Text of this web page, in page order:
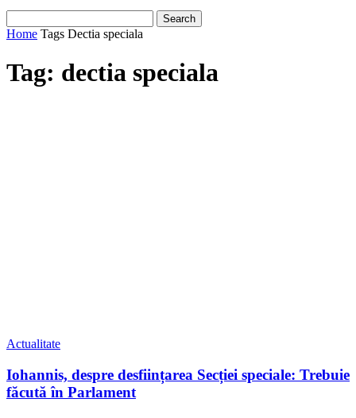
Home Tags Dectia speciala
Tag: dectia speciala
Actualitate
Iohannis, despre desființarea Secției speciale: Trebuie
făcută în Parlament